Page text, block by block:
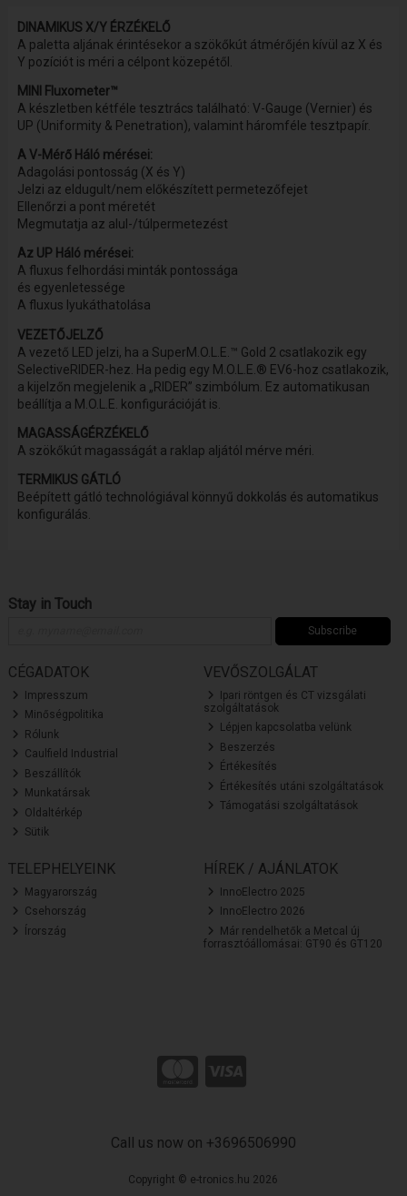
DINAMIKUS X/Y ÉRZÉKELŐ
A paletta aljának érintésekor a szökőkút átmérőjén kívül az X és
Y pozíciót is méri a célpont közepétől.
MINI Fluxometer™
A készletben kétféle tesztrács található: V-Gauge (Vernier) és
UP (Uniformity & Penetration), valamint háromféle tesztpapír.
A V-Mérő Háló mérései:
Adagolási pontosság (X és Y)
Jelzi az eldugult/nem előkészített permetezőfejet
Ellenőrzi a pont méretét
Megmutatja az alul-/túlpermetezést
Az UP Háló mérései:
A fluxus felhordási minták pontossága
és egyenletessége
A fluxus lyukáthatolása
VEZETŐJELZŐ
A vezető LED jelzi, ha a SuperM.O.L.E.™ Gold 2 csatlakozik egy
SelectiveRIDER-hez. Ha pedig egy M.O.L.E.® EV6-hoz csatlakozik,
a kijelzőn megjelenik a „RIDER” szimbólum. Ez automatikusan
beállítja a M.O.L.E. konfigurációját is.
MAGASSÁGÉRZÉKELŐ
A szökőkút magasságát a raklap aljától mérve méri.
TERMIKUS GÁTLÓ
Beépített gátló technológiával könnyű dokkolás és automatikus
konfigurálás.
Stay in Touch
Subscribe
CÉGADATOK
Impresszum
Minőségpolitika
Rólunk
Caulfield Industrial
Beszállítók
Munkatársak
Oldaltérkép
Sütik
VEVŐSZOLGÁLAT
Ipari röntgen és CT vizsgálati
szolgáltatások
Lépjen kapcsolatba velünk
Beszerzés
Értékesítés
Értékesítés utáni szolgáltatások
Támogatási szolgáltatások
TELEPHELYEINK
Magyarország
Csehország
Írország
HÍREK / AJÁNLATOK
InnoElectro 2025
InnoElectro 2026
Már rendelhetők a Metcal új
forrasztóállomásai: GT90 és GT120
Call us now on +3696506990
Copyright © e-tronics.hu 2026